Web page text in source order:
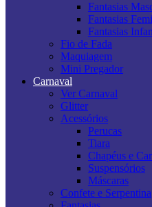
Fantasias
Fantasias
Fantasias
Fio de Fada
Maquiagem
Mini Pregador
Carnaval
Ver Carnaval
Glitter
Acessórios
Perucas
Tiara
Chapéus e
Suspensórios
Máscaras
Confete e Serpentina